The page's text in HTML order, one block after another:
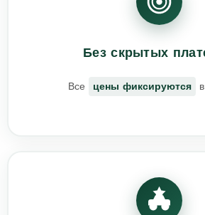
Без скрытых
Все цены фиксируются